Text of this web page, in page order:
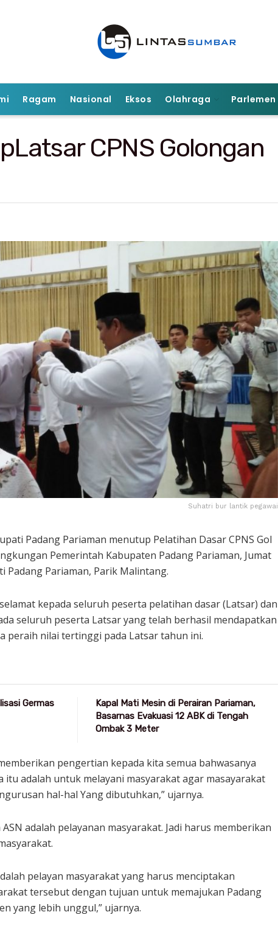
Ragam Nasional Eksos Olahraga Parlemen
CPNS Golongan
Suhatri bur lantik pegawai
Padang Pariaman menutup Pelatihan Dasar CPNS Gol
Pemerintah Kabupaten Padang Pariaman, Jumat
Padang Pariaman, Parik Malintang.
kepada seluruh peserta pelatihan dasar (Latsar) dan
seluruh peserta Latsar yang telah berhasil mendapatkan
peraih nilai tertinggi pada Latsar tahun ini.
Germas
Kapal Mati Mesin di Perairan Pariaman,
Basarnas Evakuasi 12 ABK di Tengah
Ombak 3 Meter
pengertian kepada kita semua bahwasanya
itu adalah untuk melayani masyarakat agar masayarakat
hal-hal Yang dibutuhkan,” ujarnya.
adalah pelayanan masyarakat. Jadi harus memberikan
pelayan masyarakat yang harus menciptakan
tersebut dengan tujuan untuk memajukan Padang
yang lebih unggul,” ujarnya.